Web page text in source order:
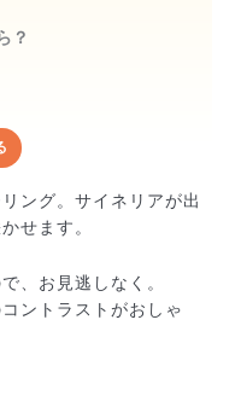
？
すくなる処理）を施
お届けしています。
に見えますが、輸送
ング。サイネリアが出
せます。
、お見逃しなく。
ントラストがおしゃ